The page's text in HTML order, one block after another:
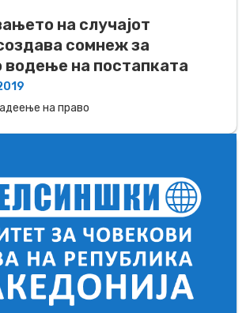
на случајот
сомнеж за
водење на постапката
на право